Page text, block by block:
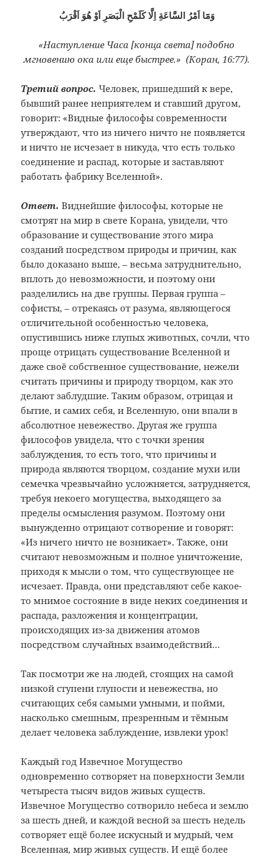
وَمَٓا اَمْرُ السَّاعَةِ اِلَّا كَلَمْحِ الْبَصَرِ اَوْ هُوَ اَقْرَبُ
«Наступление Часа [конца света] подобно
мгновению ока или еще быстрее.» (Коран, 16:77).
Третий вопрос.Человек, пришедший к вере,
бывший ранее неприятелем и ставший другом,
говорит: «Видные философы современности
утверждают, что из ничего ничто не появляется
и ничто не исчезает в никуда, что есть только
соединение и распад, которые и заставляют
работать фабрику Вселенной».
Ответ.Виднейшие философы, которые не
смотрят на мир в свете Корана, увидели, что
образование и существование этого мира
созданий посредством природы и причин, как
было доказано выше, – весьма затруднительно,
вплоть до невозможности, и поэтому они
разделились на две группы. Первая группа –
софисты, – отрекаясь от разума, являющегося
отличительной особенностью человека,
опустившись ниже глупых животных, сочли, что
проще отрицать существование Вселенной и
даже своё собственное существование, нежели
считать причины и природу творцом, как это
делают заблудшие. Таким образом, отрицая и
бытие, и самих себя, и Вселенную, они впали в
абсолютное невежество. Другая же группа
философов увидела, что с точки зрения
заблуждения, то есть того, что причины и
природа являются творцом, создание мухи или
семечка чрезвычайно усложняется, затрудняется,
требуя некоего могущества, выходящего за
пределы осмысления разумом. Поэтому они
вынужденно отрицают сотворение и говорят:
«Из ничего ничто не возникает». Также, они
считают невозможным и полное уничтожение,
приходя к мысли о том, что существующее не
исчезает. Правда, они представляют себе какое-
то мнимое состояние в виде неких соединения и
распада, разложения и концентрации,
происходящих из-за движения атомов
посредством случайных взаимодействий…
Так посмотри же на людей, стоящих на самой
низкой ступени глупости и невежества, но
считающих себя самыми умными, и пойми,
насколько смешным, презренным и тёмным
делает человека заблуждение, извлеки урок!
Каждый год Извечное Могущество
одновременно сотворяет на поверхности Земли
четыреста тысяч видов живых существ.
Извечное Могущество сотворило небеса и землю
за шесть дней, и каждой весной за шесть недель
сотворяет ещё более искусный и мудрый, чем
Вселенная, мир живых существ. И ещё более